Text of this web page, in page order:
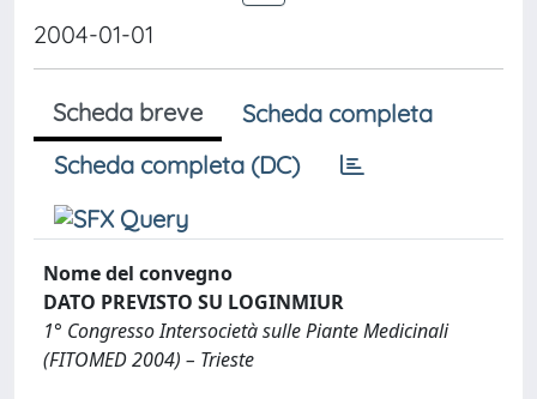
2004-01-01
Scheda breve
Scheda completa
Scheda completa (DC)
Nome del convegno
DATO PREVISTO SU LOGINMIUR
1° Congresso Intersocietà sulle Piante Medicinali
(FITOMED 2004) – Trieste